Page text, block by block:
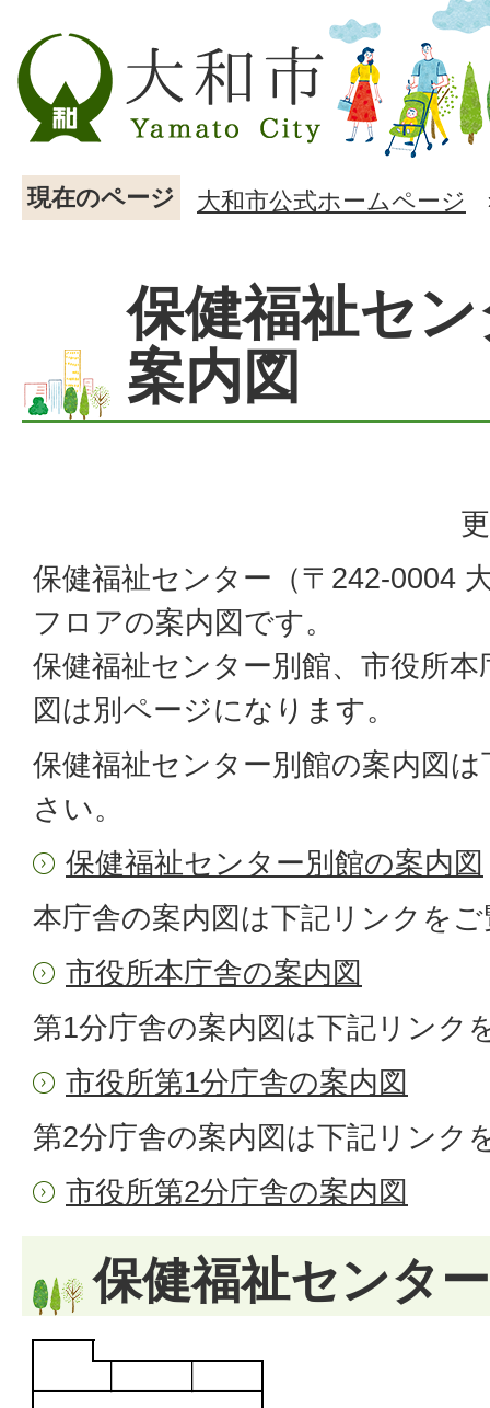
現在のページ 大和市公式ホームページ
保健福祉セ
案内図
保健福祉センター（〒242-0004
フロアの案内図です。
保健福祉センター別館、市役所
図は別ページになります。
保健福祉センター別館の案内図
さい。
保健福祉センター別館の案内図
本庁舎の案内図は下記リンクを
市役所本庁舎の案内図
第1分庁舎の案内図は下記リンク
市役所第1分庁舎の案内図
第2分庁舎の案内図は下記リンク
市役所第2分庁舎の案内図
保健福祉センタ